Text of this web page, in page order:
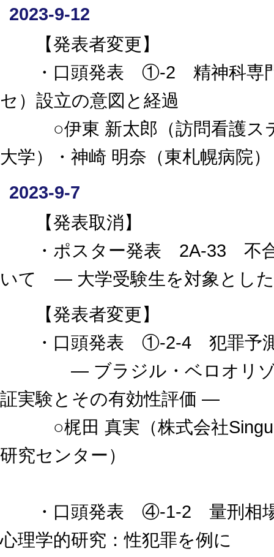
2023-9-12
【発表者変更】
・口頭発表 ①-2 精神科専門
セ）設立の意図と経過
○伊東 新太郎（訪問看護ステ
大学）・神崎 明奈（東札幌病院）
2023-9-7
【発表取消】
・ポスター発表 2A-33 不合
いて ― 大学受験生を対象と
【発表者変更】
・口頭発表 ①-2-4 犯罪予測
― ブラジル・ベロオリゾン
証実験とその有効性評価 ―
○梶田 真実（株式会社
研究センター）
・口頭発表 ④-1-2 量刑相場
心理学的研究：性犯罪を例に